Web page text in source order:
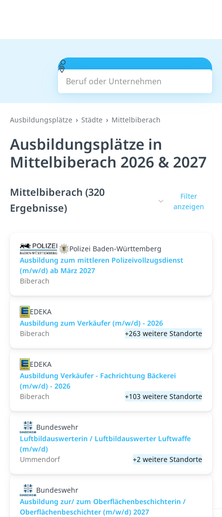
Beruf oder Unternehmen
Suchen
Ausbildungsplätze Städte Mittelbiberach
Ausbildungsplätze in
Mittelbiberach 2026 & 2027
Mittelbiberach (320
Ergebnisse)
Filter
anzeigen
Polizei Baden-Württemberg
Ausbildung zum mittleren Polizeivollzugsdienst
(m/w/d) ab März 2027
Biberach
EDEKA
Ausbildung zum Verkäufer (m/w/d) - 2026
Biberach
+263 weitere Standorte
EDEKA
Ausbildung Verkäufer - Fachrichtung Bäckerei
(m/w/d) - 2026
Biberach
+103 weitere Standorte
Bundeswehr
Luftbildauswerterin / Luftbildauswerter Luftwaffe
(m/w/d)
Ummendorf
+2 weitere Standorte
Bundeswehr
Ausbildung zur/ zum Oberflächenbeschichterin /
Oberflächenbeschichter (m/w/d) 2027